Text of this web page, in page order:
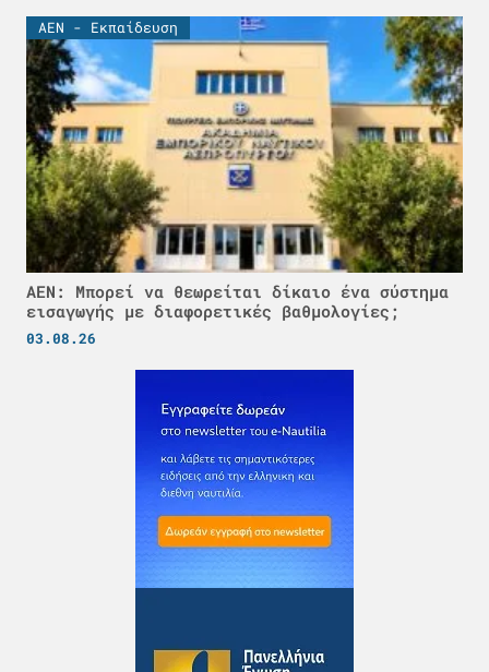
ΑΕΝ - Εκπαίδευση
ΑΕΝ: Μπορεί να θεωρείται δίκαιο ένα σύστημα
εισαγωγής με διαφορετικές βαθμολογίες;
03.08.26